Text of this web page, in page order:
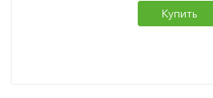
Купить